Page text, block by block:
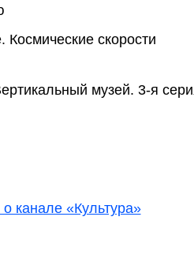
скорости
музей. 3-я
канале «Культура»